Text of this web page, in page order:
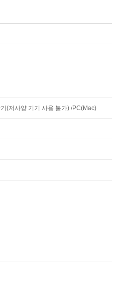
(저사양 기기 사용 불가) /PC(Mac)